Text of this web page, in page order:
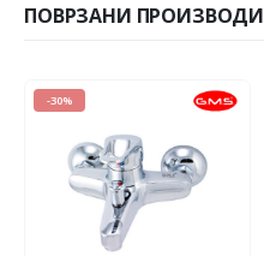
ПОВРЗАНИ ПРОИЗВОДИ
-30%